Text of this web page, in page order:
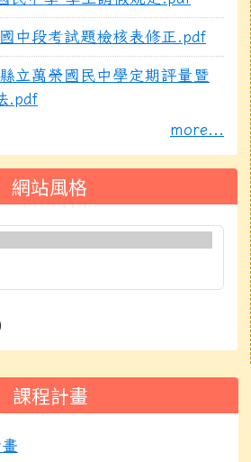
中段考試題檢核表修正.pdf
立萬榮國民中學定期評量暨
.pdf
more...
網站風格
課程計畫